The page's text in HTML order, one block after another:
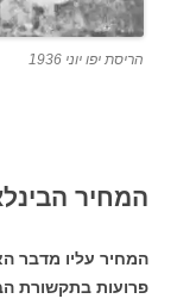
הריסת יפו יוני 1936
המחיר
המחיר עליו מדבר
פרועות בתקשורת